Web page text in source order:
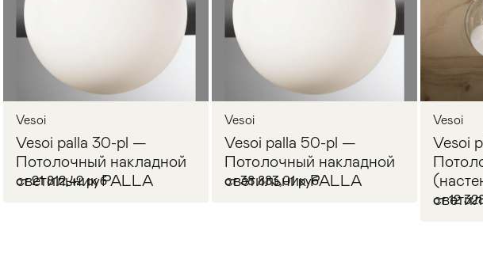
Vesoi
Vesoi palla 30-pl —
Потолочный накладной
светильник PALLA
от 21 812,42 руб
Vesoi
Vesoi palla 50-pl —
Потолочный накладной
светильник PALLA
от 38 883,01 руб
Vesoi
Vesoi
от 12